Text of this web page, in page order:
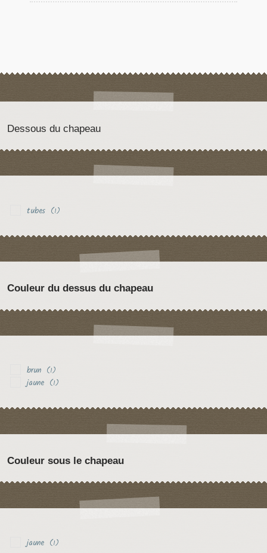
Dessous du chapeau
tubes (1)
Couleur du dessus du chapeau
brun (1)
jaune (1)
Couleur sous le chapeau
jaune (1)